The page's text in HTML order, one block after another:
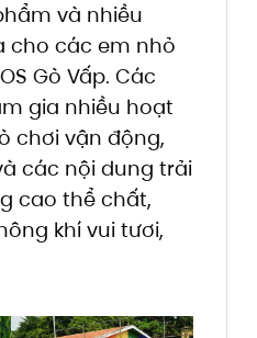
và nhiều
cho các em nhỏ
Gò Vấp. Các
gia nhiều hoạt
chơi vận động,
các nội dung trải
cao thể chất,
khí vui tươi,